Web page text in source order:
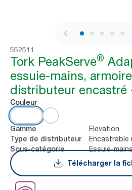
1 / 10
552511
Tork PeakServe®
essuie-mains,
distributeur encastré
Couleur
Gamme Elevation
Type de distributeur Encastrable
Sous-catégorie
Essuie-
Télécharger la